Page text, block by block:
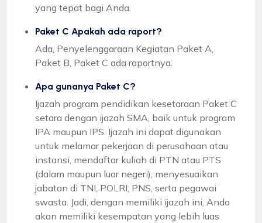
yang tepat bagi Anda.
Paket C Apakah ada raport?
Ada, Penyelenggaraan Kegiatan Paket A,
Paket B, Paket C ada raportnya.
Apa gunanya Paket C?
Ijazah program pendidikan kesetaraan Paket C
setara dengan ijazah SMA, baik untuk program
IPA maupun IPS. Ijazah ini dapat digunakan
untuk melamar pekerjaan di perusahaan atau
instansi, mendaftar kuliah di PTN atau PTS
(dalam maupun luar negeri), menyesuaikan
jabatan di TNI, POLRI, PNS, serta pegawai
swasta. Jadi, dengan memiliki ijazah ini, Anda
akan memiliki kesempatan yang lebih luas